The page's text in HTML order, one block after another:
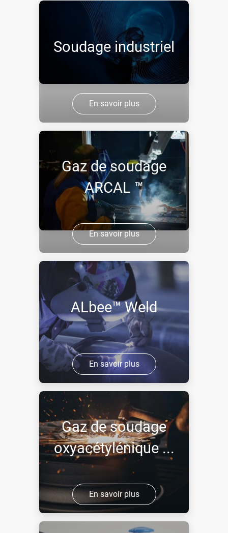
Soudage industriel
En savoir plus
Gaz de soudage
ARCAL ™
En savoir plus
ALbee™ Weld
En savoir plus
Gaz de soudage
oxyacétylénique ...
En savoir plus